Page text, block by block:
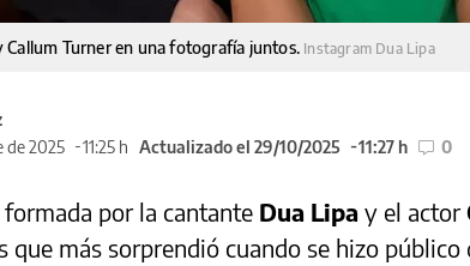
Callum Turner en una fotografía juntos. Instagram Dua Lipa
de 2025
11:25 h Actualizado el 29/10/2025 11:27 h 0
formada por la cantante Dua Lipa y el actor
que más sorprendió cuando se hizo público